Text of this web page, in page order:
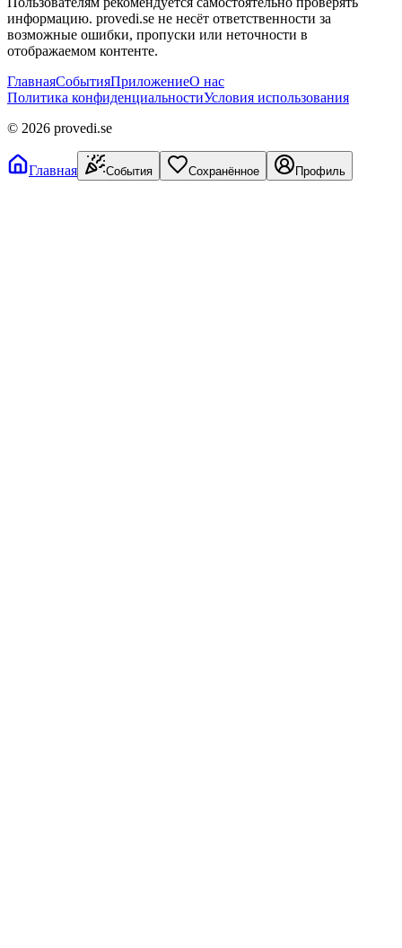
информацию. provedi.se не несёт ответственности за
возможные ошибки, пропуски или неточности в
отображаемом контенте.
ГлавнаяСобытияПриложениеО нас
Политика конфиденциальностиУсловия использования
© 2026 provedi.se
Главная События Сохранённое Профиль